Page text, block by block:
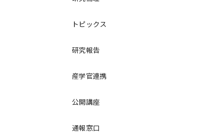
トピックス
研究報告
産学官連携
公開講座
通報窓口